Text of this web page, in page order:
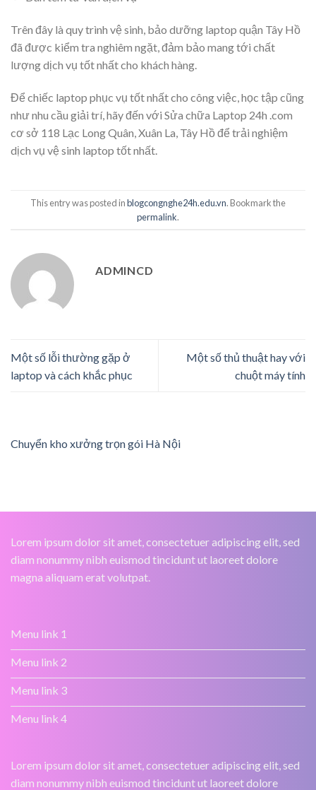
Trên đây là quy trình vệ sinh, bảo dưỡng laptop quận Tây Hồ
đã được kiểm tra nghiêm ngặt, đảm bảo mang tới chất
lượng dịch vụ tốt nhất cho khách hàng.
Để chiếc laptop phục vụ tốt nhất cho công việc, học tập cũng
như nhu cầu giải trí, hãy đến với Sửa chữa Laptop 24h .com
cơ sở 118 Lạc Long Quân, Xuân La, Tây Hồ để trải nghiệm
dịch vụ vệ sinh laptop tốt nhất.
This entry was posted inblogcongnghe24h.edu.vn. Bookmark the
permalink.
ADMINCD
Một số lỗi thường gặp ở
laptop và cách khắc phục
Một số thủ thuật hay với
chuột máy tính
Chuyển kho xưởng trọn gói Hà Nội
Lorem ipsum dolor sit amet, consectetuer adipiscing elit, sed
diam nonummy nibh euismod tincidunt ut laoreet dolore
magna aliquam erat volutpat.
Menu link 1
Menu link 2
Menu link 3
Menu link 4
Lorem ipsum dolor sit amet, consectetuer adipiscing elit, sed
diam nonummy nibh euismod tincidunt ut laoreet dolore